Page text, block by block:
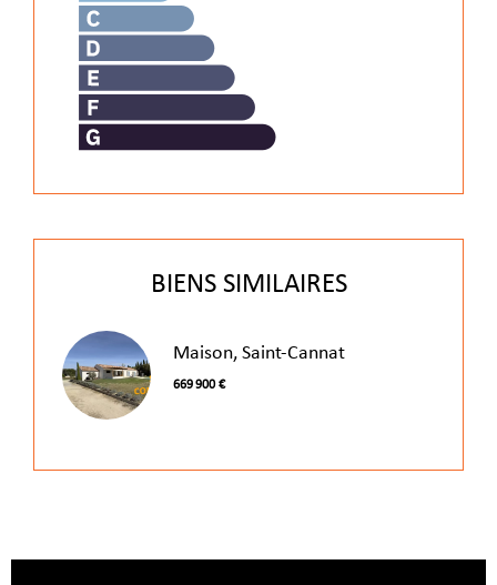
BIENS SIMILAIRES
Maison, Saint-Cannat
669 900 €